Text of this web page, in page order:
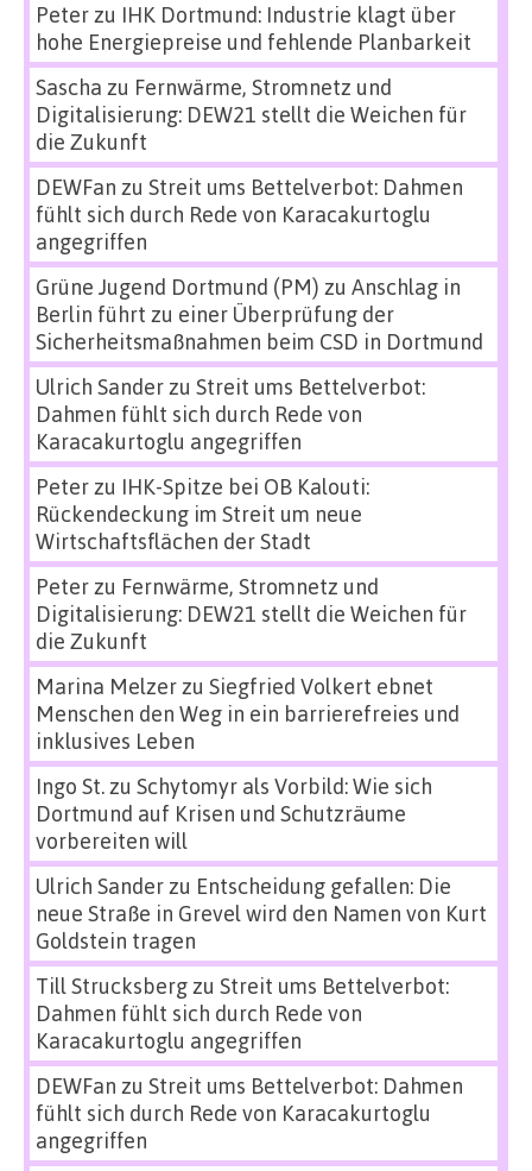
Peterzu IHK Dortmund: Industrie klagt über
hohe Energiepreise und fehlende Planbarkeit
Sascha zu Fernwärme, Stromnetz und
Digitalisierung: DEW21 stellt die Weichen für
die Zukunft
DEWFan zu Streit ums Bettelverbot: Dahmen
fühlt sich durch Rede von Karacakurtoglu
angegriffen
Grüne Jugend Dortmund (PM) zu Anschlag in
Berlin führt zu einer Überprüfung der
Sicherheitsmaßnahmen beim CSD in Dortmund
Ulrich Sanderzu Streit ums Bettelverbot:
Dahmen fühlt sich durch Rede von
Karacakurtoglu angegriffen
Peterzu IHK-Spitze bei OB Kalouti:
Rückendeckung im Streit um neue
Wirtschaftsflächen der Stadt
Peterzu Fernwärme, Stromnetz und
Digitalisierung: DEW21 stellt die Weichen für
die Zukunft
Marina Melzerzu Siegfried Volkert ebnet
Menschen den Weg in ein barrierefreies und
inklusives Leben
Ingo St.zu Schytomyr als Vorbild: Wie sich
Dortmund auf Krisen und Schutzräume
vorbereiten will
Ulrich Sanderzu Entscheidung gefallen: Die
neue Straße in Grevel wird den Namen von Kurt
Goldstein tragen
Till Strucksbergzu Streit ums Bettelverbot:
Dahmen fühlt sich durch Rede von
Karacakurtoglu angegriffen
DEWFan zu Streit ums Bettelverbot: Dahmen
fühlt sich durch Rede von Karacakurtoglu
angegriffen